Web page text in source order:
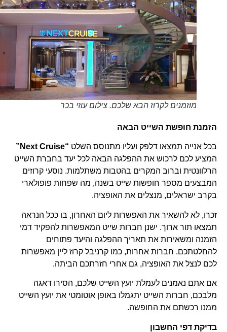
מוזמנים לקרוז הבא שלכם. צילום עוזי בכר
הזמנת חופשת השייט הבאה
בכל אנייה תמצאו דלפק ועליו מתנוסס השלט“Next Cruise”
המציע לכם לרכוש את ההפלגה הבאה לכל יעד בחברת השייט
הרלוונטית וברוב המקרים בהטבות משתלמות. נוסעי קרוזים
המבצעים מספר חופשות שייט בשנה, מה שפחות פופולארי
בקרב ישראלים, מנצלים את האופציה.
זכרו, לא להשאיר את האפשרות ליום האחרון, בו ככל הנראה
תמצאו תור ארוך. ישנן חברות שייט המאפשרות להפקיד דמי
הזמנה ומשאירות את תאריך ההפלגה והיעד פתוחים
להחלטתכם. חברות אחרות, כמו קרניבל קרוז ליין מאפשרות
לכם לנצל את האופציה, גם אחרי חזרתכם הביתה.
אם אתם נאמנים לעמלת יועץ השייט שלכם, הסירו דאגה
מלבכם, חברות השייט יתגמלו באופן אוטומטי את יועץ השייט
ממנו רכשתם את החופשה.
בדיקת דפי החשבון